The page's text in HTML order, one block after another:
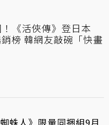
《活俠傳》登日本
榜 韓網友敲碗「快畫
蛛人》限量同捆組9月